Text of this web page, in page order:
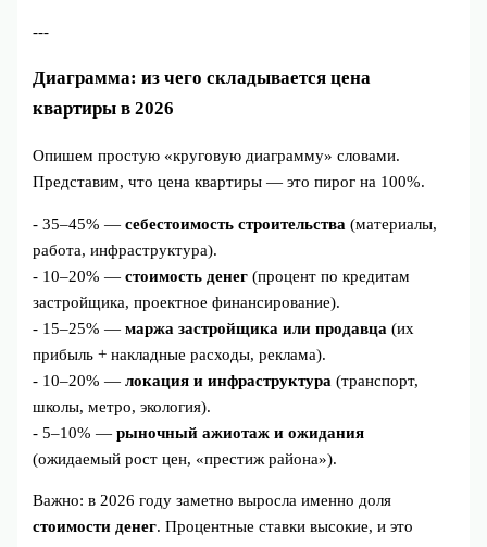
---
Диаграмма: из чего складывается цена
квартиры в 2026
Опишем простую «круговую диаграмму» словами.
Представим, что цена квартиры — это пирог на 100%.
- 35–45% —себестоимость строительства (материалы,
работа, инфраструктура).
- 10–20% —стоимость денег (процент по кредитам
застройщика, проектное финансирование).
- 15–25% —маржа застройщика или продавца (их
прибыль + накладные расходы, реклама).
- 10–20% —локация и инфраструктура (транспорт,
школы, метро, экология).
- 5–10% —рыночный ажиотаж и ожидания
(ожидаемый рост цен, «престиж района»).
Важно: в 2026 году заметно выросла именно доля
стоимости денег. Процентные ставки высокие, и это